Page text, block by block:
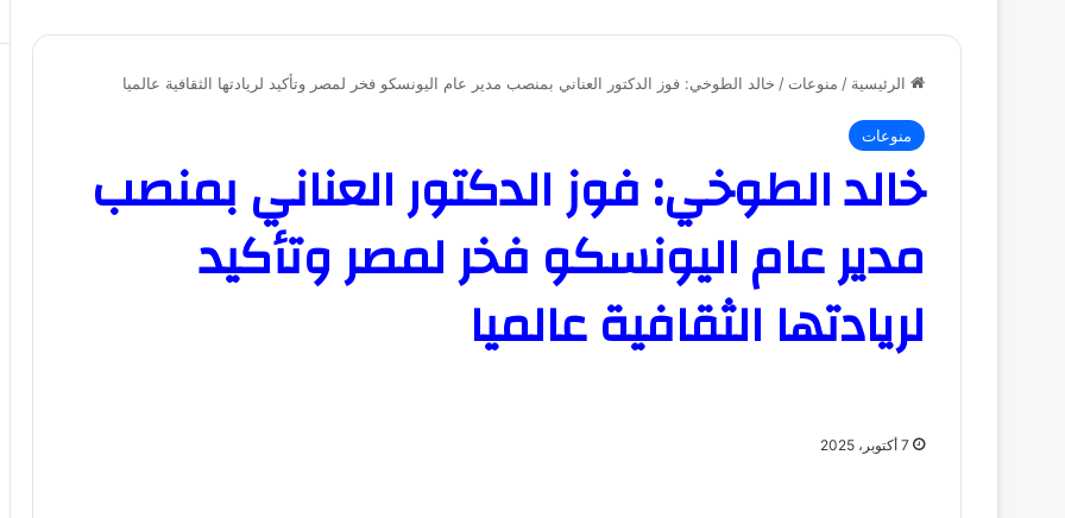
الرئيسية / منوعات / خالد الطوخي: فوز الدكتور العناني بمنصب مدير عام اليونسكو فخر لمصر وتأكيد لريادتها الثقافية عالميا
منوعات
خالد الطوخي: فوز الدكتور العناني بمنصب
مدير عام اليونسكو فخر لمصر وتأكيد
لريادتها الثقافية عالميا
7 أكتوبر، 2025